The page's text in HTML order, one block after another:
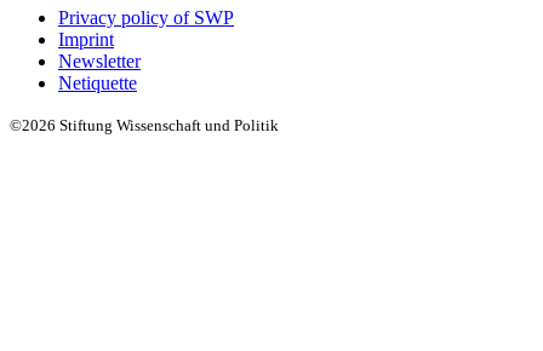
Privacy policy of SWP
Imprint
Newsletter
Netiquette
©2026 Stiftung Wissenschaft und Politik